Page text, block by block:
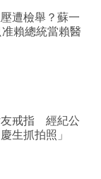
遭檢舉？蘇一
賴總統當賴醫
友戒指 經紀公
生抓拍照」